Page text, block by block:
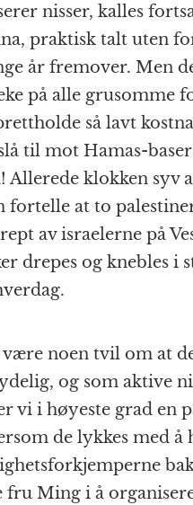
nisser, kalles
praktisk talt uten
år fremover. Men
på alle grusomme
så lavt
til mot Hamas-
Allerede klokken syv
fortelle at to
av israelerne på
drepes og knebles i
være noen tvil om at
og som aktive
vi i høyeste grad en
de lykkes med å
fru Ming i å